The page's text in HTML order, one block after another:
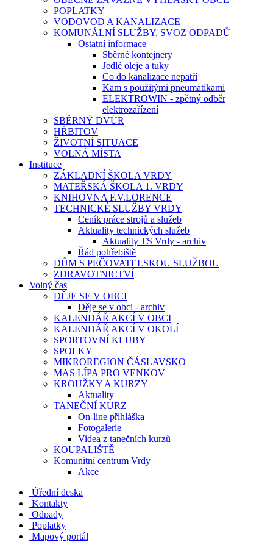
POPLATKY
VODOVOD A KANALIZACE
KOMUNÁLNÍ SLUŽBY, SVOZ ODPADŮ
Ostatní informace
Sběrné kontejnery
Jedlé oleje a tuky
Co do kanalizace nepatří
Kam s použitými pneumatikami
ELEKTROWIN - zpětný odběr
elektrozařízení
SBĚRNÝ DVŮR
HŘBITOV
ŽIVOTNÍ SITUACE
VOLNÁ MÍSTA
Instituce
ZÁKLADNÍ ŠKOLA VRDY
MATEŘSKÁ ŠKOLA 1. VRDY
KNIHOVNA F.V.LORENCE
TECHNICKÉ SLUŽBY VRDY
Ceník práce strojů a služeb
Aktuality technických služeb
Aktuality TS Vrdy - archiv
Řád pohřebiště
DŮM S PEČOVATELSKOU SLUŽBOU
ZDRAVOTNICTVÍ
Volný čas
DĚJE SE V OBCI
Děje se v obci - archiv
KALENDÁŘ AKCÍ V OBCI
KALENDÁŘ AKCÍ V OKOLÍ
SPORTOVNÍ KLUBY
SPOLKY
MIKROREGION ČÁSLAVSKO
MAS LÍPA PRO VENKOV
KROUŽKY A KURZY
Aktuality
TANEČNÍ KURZ
On-line přihláška
Fotogalerie
Videa z tanečních kurzů
KOUPALIŠTĚ
Komunitní centrum Vrdy
Akce
Úřední deska
Kontakty
Odpady
Poplatky
Mapový portál